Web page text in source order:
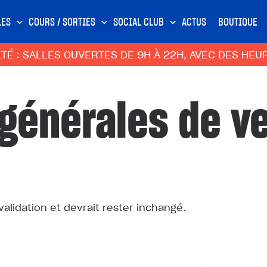
COURS / SORTIES SOCIAL CLUB ACTUS BOUTIQUE
OUVERTES DE 9H À 22H, AVEC DES HEURES
de
et devrait rester inchangé.